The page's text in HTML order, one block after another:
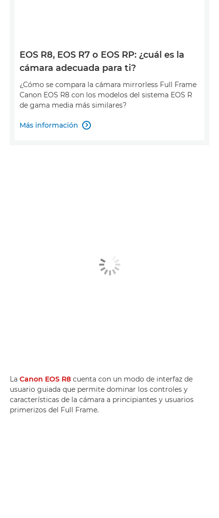
EOS R8, EOS R7 o EOS RP: ¿cuál es la
cámara adecuada para ti?
¿Cómo se compara la cámara mirrorless Full Frame
Canon EOS R8 con los modelos del sistema EOS R
de gama media más similares?
Más información 
La Canon EOS R8 cuenta con un modo de interfaz de
usuario guiada que permite dominar los controles y
características de la cámara a principiantes y usuarios
primerizos del Full Frame.